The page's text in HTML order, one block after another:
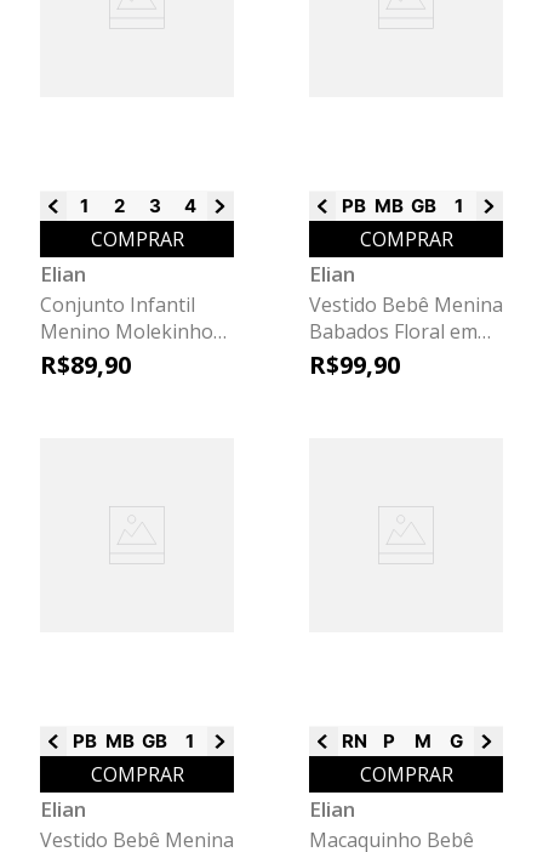
1 2 3 4 6
COMPRAR
Elian
Conjunto Infantil
Menino Molekinho
Elian Verde
R$89,90
PB MB GB 1 2
COMPRAR
Elian
Vestido Bebê Menina
Babados Floral em
Puff Elian Laranja
R$99,90
PB MB GB 1 2
COMPRAR
Elian
Vestido Bebê Menina
RN P M G GG
COMPRAR
Elian
Macaquinho Bebê